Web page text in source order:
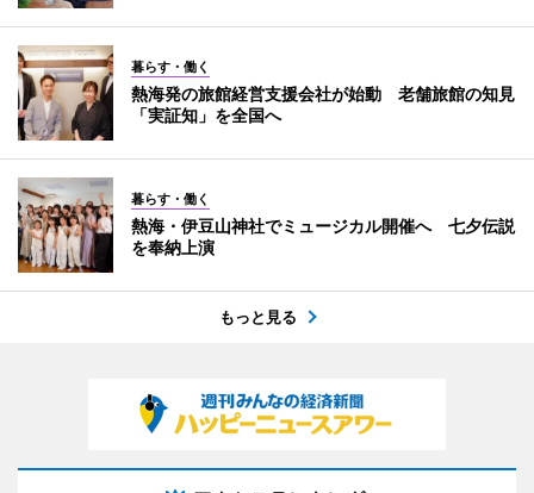
暮らす・働く
熱海発の旅館経営支援会社が始動 老舗旅館の知見
「実証知」を全国へ
暮らす・働く
熱海・伊豆山神社でミュージカル開催へ 七夕伝説
を奉納上演
もっと見る